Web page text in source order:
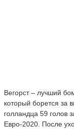
Вегорст – лучший
который борется за
голландца 59 голов
Евро-2020. После